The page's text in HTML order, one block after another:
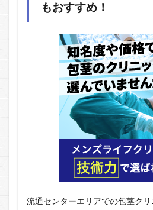
もおすすめ！
流通センターエリアでの包茎ク